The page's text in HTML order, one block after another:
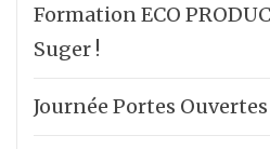
Formation ECO
Suger !
Journée Portes